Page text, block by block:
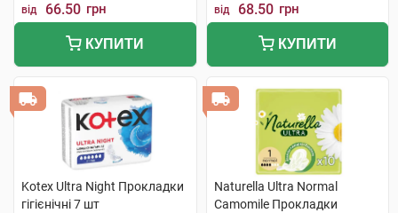
від 66.50 грн
КУПИТИ
від 68.50 грн
КУПИТИ
Kotex Ultra Night Прокладки
гігієнічні 7 шт
Naturella Ultra Normal
Camomile Прокладки